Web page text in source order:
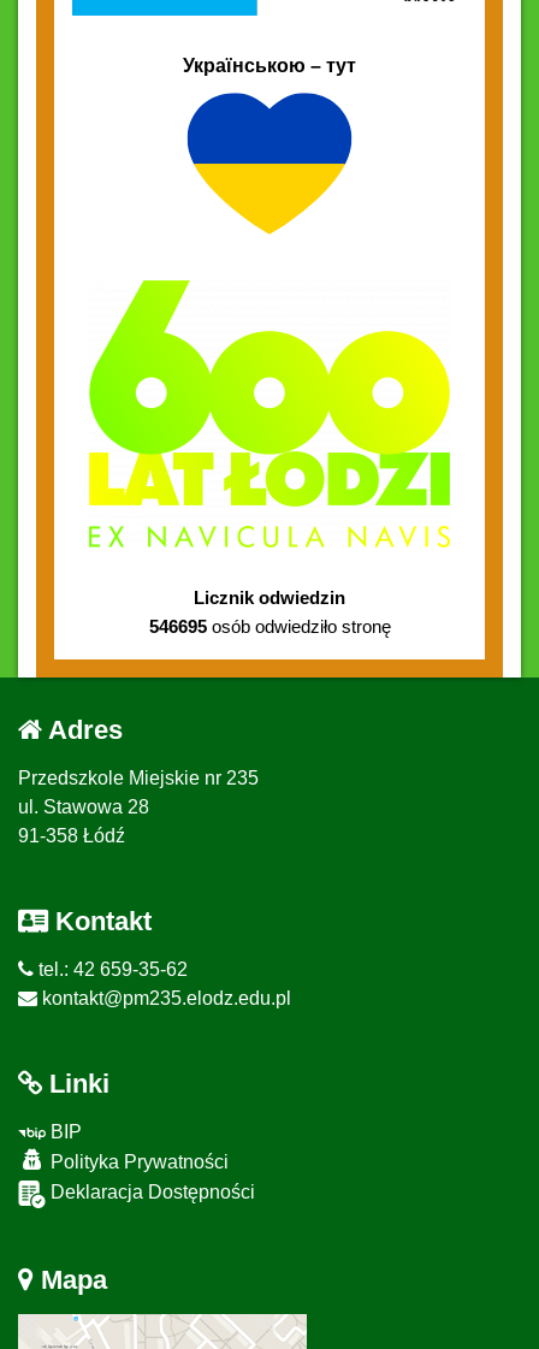
Українською – тут
Licznik odwiedzin
546695osób odwiedziło stronę
Adres
Przedszkole Miejskie nr 235
ul. Stawowa 28
91-358 Łódź
Kontakt
tel.: 42 659-35-62
kontakt@pm235.elodz.edu.pl
Linki
BIP
Polityka Prywatności
Deklaracja Dostępności
Mapa